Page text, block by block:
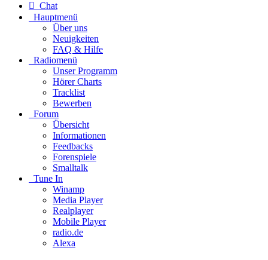
Chat
Hauptmenü
Über uns
Neuigkeiten
FAQ & Hilfe
Radiomenü
Unser Programm
Hörer Charts
Tracklist
Bewerben
Forum
Übersicht
Informationen
Feedbacks
Forenspiele
Smalltalk
Tune In
Winamp
Media Player
Realplayer
Mobile Player
radio.de
Alexa